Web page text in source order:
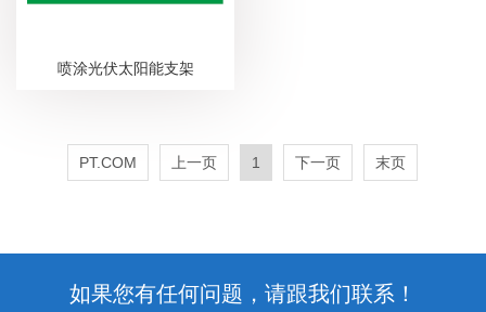
喷涂光伏太阳能支架
PT.COM 上一页 1 下一页 末页
如果您有任何问题，请跟我们联系！